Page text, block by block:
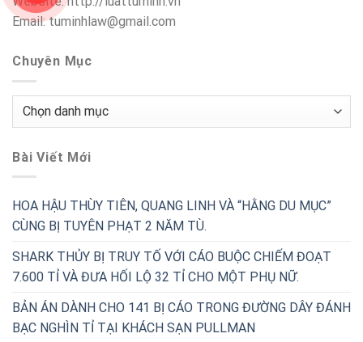
Email: tuminhlaw@gmail.com
Chuyên Mục
Chuyên
Bài Viết Mới
HOA HẬU THÙY TIÊN, QUANG LINH VÀ “HẰNG DU MỤC”
CÙNG BỊ TUYÊN PHẠT 2 NĂM TÙ.
SHARK THỦY BỊ TRUY TỐ VỚI CÁO BUỘC CHIẾM ĐOẠT
7.600 TỈ VÀ ĐƯA HỐI LỘ 32 TỈ CHO MỘT PHỤ NỮ.
BẢN ÁN DÀNH CHO 141 BỊ CÁO TRONG ĐƯỜNG DÂY ĐÁNH
BẠC NGHÌN TỈ TẠI KHÁCH SẠN PULLMAN